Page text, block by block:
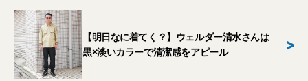
【明日なに着てく？】ウェルダー清水さんは
黒×淡いカラーで清潔感をアピール
>